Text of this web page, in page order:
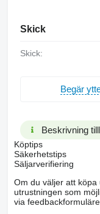
Skick
Skick:
Begär
Beskrivning
Köptips
Säkerhetstips
Säljarverifiering
Om du väljer att
utrustningen som
via